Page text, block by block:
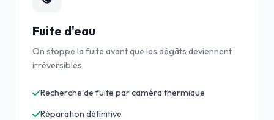
Fuite d'eau
On stoppe la fuite avant que les dégâts deviennent
irréversibles.
Recherche de fuite par caméra thermique
Réparation définitive